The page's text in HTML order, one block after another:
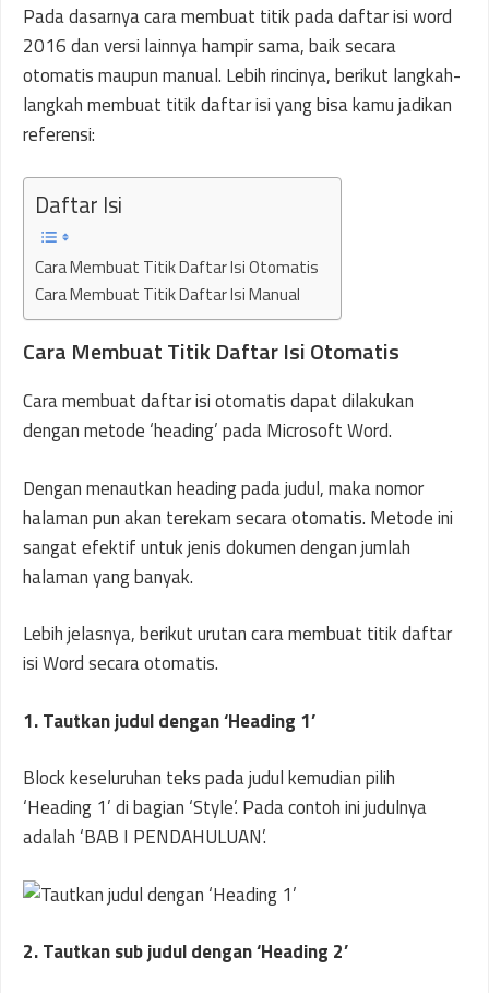
Pada dasarnya cara membuat titik pada daftar isi word
2016 dan versi lainnya hampir sama, baik secara
otomatis maupun manual. Lebih rincinya, berikut langkah-
langkah membuat titik daftar isi yang bisa kamu jadikan
referensi:
Daftar Isi
Cara Membuat Titik Daftar Isi Otomatis
Cara Membuat Titik Daftar Isi Manual
Cara Membuat Titik Daftar Isi Otomatis
Cara membuat daftar isi otomatis dapat dilakukan
dengan metode ‘heading’ pada Microsoft Word.
Dengan menautkan heading pada judul, maka nomor
halaman pun akan terekam secara otomatis. Metode ini
sangat efektif untuk jenis dokumen dengan jumlah
halaman yang banyak.
Lebih jelasnya, berikut urutan cara membuat titik daftar
isi Word secara otomatis.
1. Tautkan judul dengan ‘Heading 1’
Block keseluruhan teks pada judul kemudian pilih
‘Heading 1’ di bagian ‘Style’. Pada contoh ini judulnya
adalah ‘BAB I PENDAHULUAN’.
2. Tautkan sub judul dengan ‘Heading 2’